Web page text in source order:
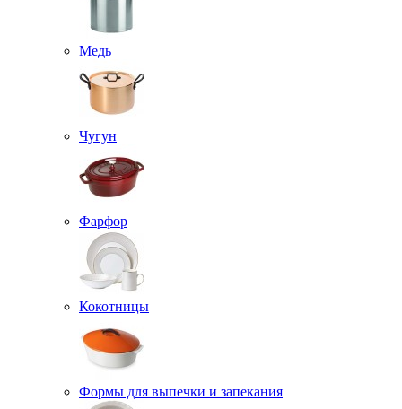
Медь
Чугун
Фарфор
Кокотницы
Формы для выпечки и запекания